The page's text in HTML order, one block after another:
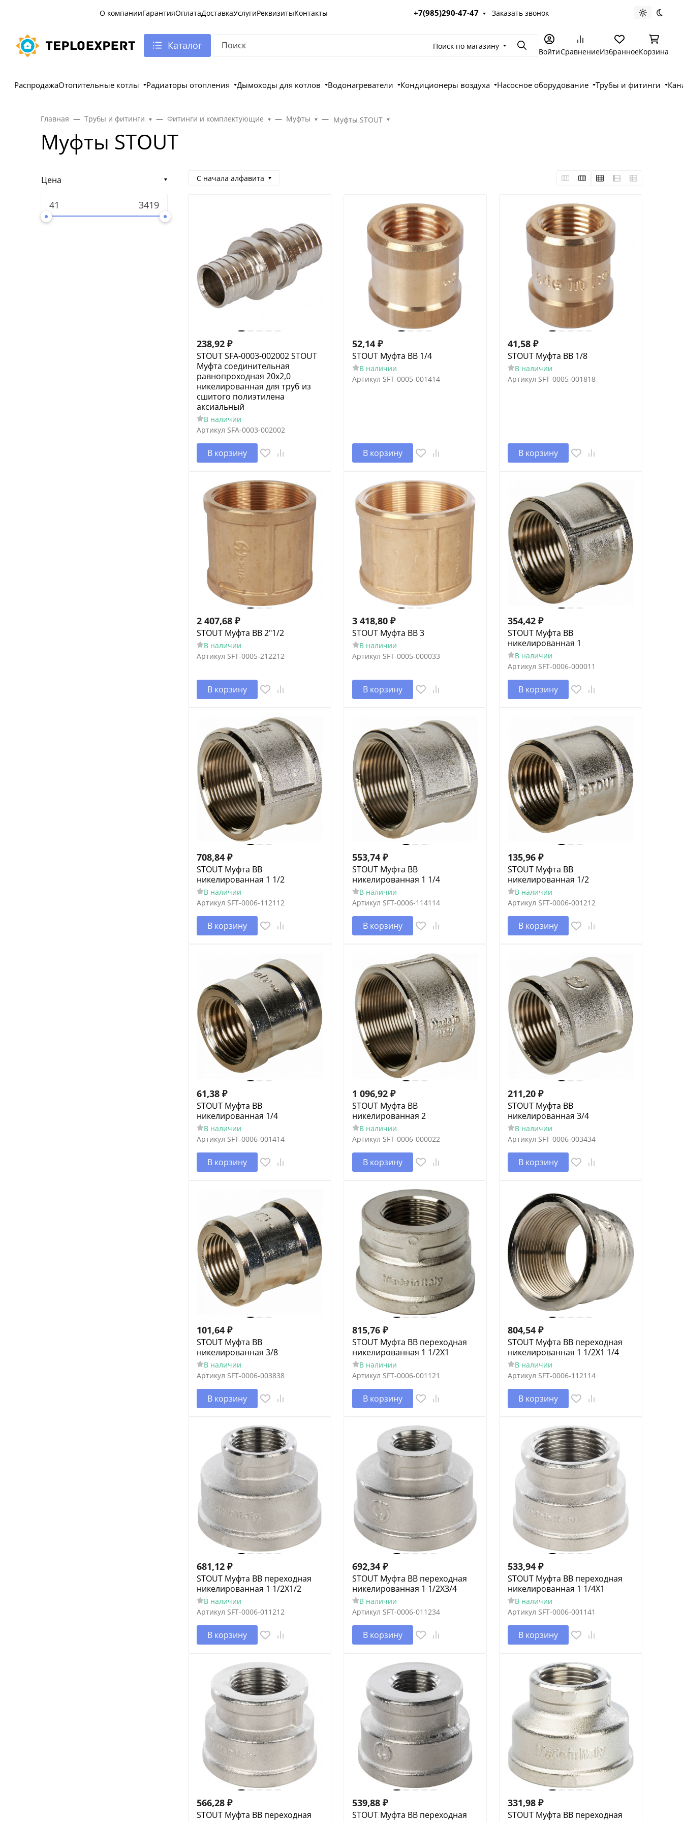
О компанииГарантияОплатаДоставкаУслугиРеквизитыКонтакты +7(985)290-47-47 Заказать звонок Светлая
Каталог Поиск по магазину ПоискВойтиСравнениеИзбранноеКорзина
РаспродажаОтопительные котлы Радиаторы отопления Дымоходы для котлов Водонагреватели Кондиционеры воздуха Насосное оборудование Трубы и фитинги
Главная Трубы и фитинги Фитинги и комплектующие Муфты Муфты STOUT
Муфты STOUT
Цена С начала алфавита
238,92 ₽
STOUT SFA-0003-002002 STOUT
Муфта соединительная
равнопроходная 20х2,0
никелированная для труб из
сшитого полиэтилена
аксиальный
В наличии
Артикул SFA-0003-002002
В корзину
52,14 ₽
STOUT Муфта ВВ 1/4
В наличии
Артикул SFT-0005-001414
В корзину
41,58 ₽
STOUT Муфта ВВ 1/8
В наличии
Артикул SFT-0005-001818
В корзину
2 407,68 ₽
STOUT Муфта ВВ 2"1/2
В наличии
Артикул SFT-0005-212212
В корзину
3 418,80 ₽
STOUT Муфта ВВ 3
В наличии
Артикул SFT-0005-000033
В корзину
354,42 ₽
STOUT Муфта ВВ
никелированная 1
В наличии
Артикул SFT-0006-000011
В корзину
708,84 ₽
STOUT Муфта ВВ
никелированная 1 1/2
В наличии
Артикул SFT-0006-112112
В корзину
553,74 ₽
STOUT Муфта ВВ
никелированная 1 1/4
В наличии
Артикул SFT-0006-114114
В корзину
135,96 ₽
STOUT Муфта ВВ
никелированная 1/2
В наличии
Артикул SFT-0006-001212
В корзину
61,38 ₽
STOUT Муфта ВВ
никелированная 1/4
В наличии
Артикул SFT-0006-001414
В корзину
1 096,92 ₽
STOUT Муфта ВВ
никелированная 2
В наличии
Артикул SFT-0006-000022
В корзину
211,20 ₽
STOUT Муфта ВВ
никелированная 3/4
В наличии
Артикул SFT-0006-003434
В корзину
101,64 ₽
STOUT Муфта ВВ
никелированная 3/8
В наличии
Артикул SFT-0006-003838
В корзину
815,76 ₽
STOUT Муфта ВВ переходная
никелированная 1 1/2X1
В наличии
Артикул SFT-0006-001121
В корзину
804,54 ₽
STOUT Муфта ВВ переходная
никелированная 1 1/2X1 1/4
В наличии
Артикул SFT-0006-112114
В корзину
681,12 ₽
STOUT Муфта ВВ переходная
никелированная 1 1/2X1/2
В наличии
Артикул SFT-0006-011212
В корзину
692,34 ₽
STOUT Муфта ВВ переходная
никелированная 1 1/2X3/4
В наличии
Артикул SFT-0006-011234
В корзину
533,94 ₽
STOUT Муфта ВВ переходная
никелированная 1 1/4X1
В наличии
Артикул SFT-0006-001141
В корзину
566,28 ₽
STOUT Муфта ВВ переходная
539,88 ₽
STOUT Муфта ВВ переходная
331,98 ₽
STOUT Муфта ВВ переходная